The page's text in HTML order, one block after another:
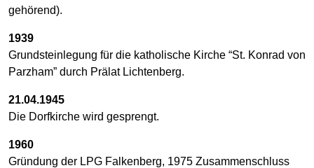
gehörend).
1939
Grundsteinlegung für die katholische Kirche “St. Konrad von
Parzham” durch Prälat Lichtenberg.
21.04.1945
Die Dorfkirche wird gesprengt.
1960
Gründung der LPG Falkenberg, 1975 Zusammenschluss